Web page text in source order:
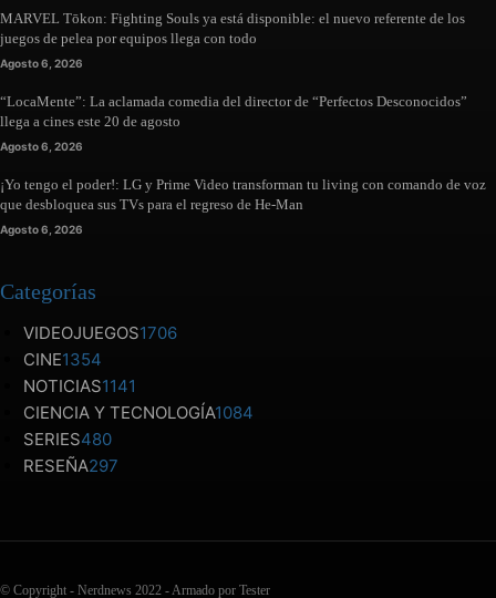
MARVEL Tōkon: Fighting Souls ya está disponible: el nuevo referente de los
juegos de pelea por equipos llega con todo
Agosto 6, 2026
“LocaMente”: La aclamada comedia del director de “Perfectos Desconocidos”
llega a cines este 20 de agosto
Agosto 6, 2026
¡Yo tengo el poder!: LG y Prime Video transforman tu living con comando de voz
que desbloquea sus TVs para el regreso de He-Man
Agosto 6, 2026
Categorías
VIDEOJUEGOS1706
CINE1354
NOTICIAS1141
CIENCIA Y TECNOLOGÍA1084
SERIES480
RESEÑA297
© Copyright - Nerdnews 2022 - Armado por Tester